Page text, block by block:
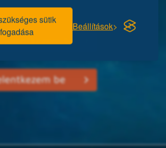
sütik
Beállítások
jelentkezem be
be